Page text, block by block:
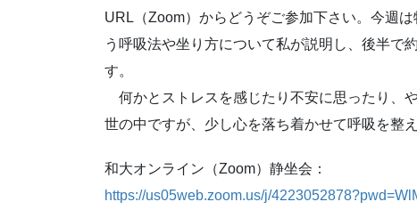
URL（Zoom）からどうぞご参加下さい。今週
う呼吸法や坐り方について私が説明し、後半で
す。
何かとストレスを感じたり不安に思ったり、
世の中ですが、少し心を落ち着かせて呼吸を整
和大オンライン（Zoom）静坐会：
https://us05web.zoom.us/j/